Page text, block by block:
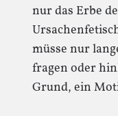
nur das Erbe
müsse nur
fragen oder
Grund, ein